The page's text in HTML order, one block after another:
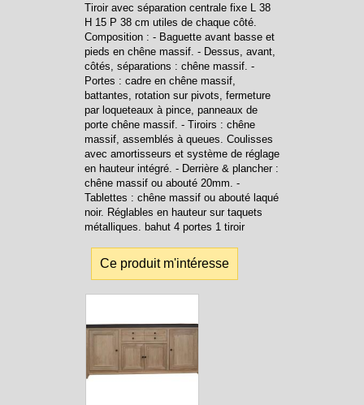
Tiroir avec séparation centrale fixe L 38
H 15 P 38 cm utiles de chaque côté.
Composition : - Baguette avant basse et
pieds en chêne massif. - Dessus, avant,
côtés, séparations : chêne massif. -
Portes : cadre en chêne massif,
battantes, rotation sur pivots, fermeture
par loqueteaux à pince, panneaux de
porte chêne massif. - Tiroirs : chêne
massif, assemblés à queues. Coulisses
avec amortisseurs et système de réglage
en hauteur intégré. - Derrière & plancher :
chêne massif ou abouté 20mm. -
Tablettes : chêne massif ou abouté laqué
noir. Réglables en hauteur sur taquets
métalliques. bahut 4 portes 1 tiroir
Ce produit m'intéresse